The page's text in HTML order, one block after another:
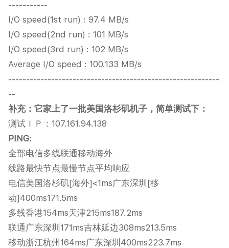
-----------
I/O speed(1st run) : 97.4 MB/s
I/O speed(2nd run) : 101 MB/s
I/O speed(3rd run) : 102 MB/s
Average I/O speed : 100.133 MB/s
-----------------------------------------------------------
--
补充：它家上了一批美国洛杉矶机子，简单测试下：
测试ＩＰ：107.161.94.138
PING:
全部电信多线联通移动海外
线路最快节点最慢节点平均响应
电信美国洛杉矶[海外]<1ms广东深圳[移
动]400ms171.5ms
多线香港154ms天津215ms187.2ms
联通广东深圳171ms吉林延边308ms213.5ms
移动浙江杭州164ms广东深圳400ms223.7ms